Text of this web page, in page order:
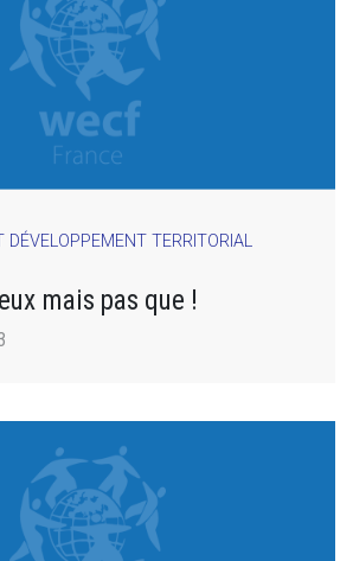
DÉVELOPPEMENT TERRITORIAL
mais pas que !